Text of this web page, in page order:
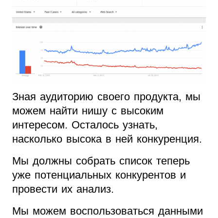
Зная аудиторию своего продукта, мы
можем найти нишу с высоким
интересом. Осталось узнать,
насколько высока в ней конкуренция.
Мы должны собрать список теперь
уже потенциальных конкурентов и
провести их анализ.
Мы можем воспользоваться данными